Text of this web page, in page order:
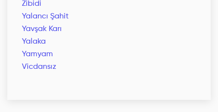
Zibidi
Yalancı Şahit
Yavşak Karı
Yalaka
Yamyam
Vicdansız